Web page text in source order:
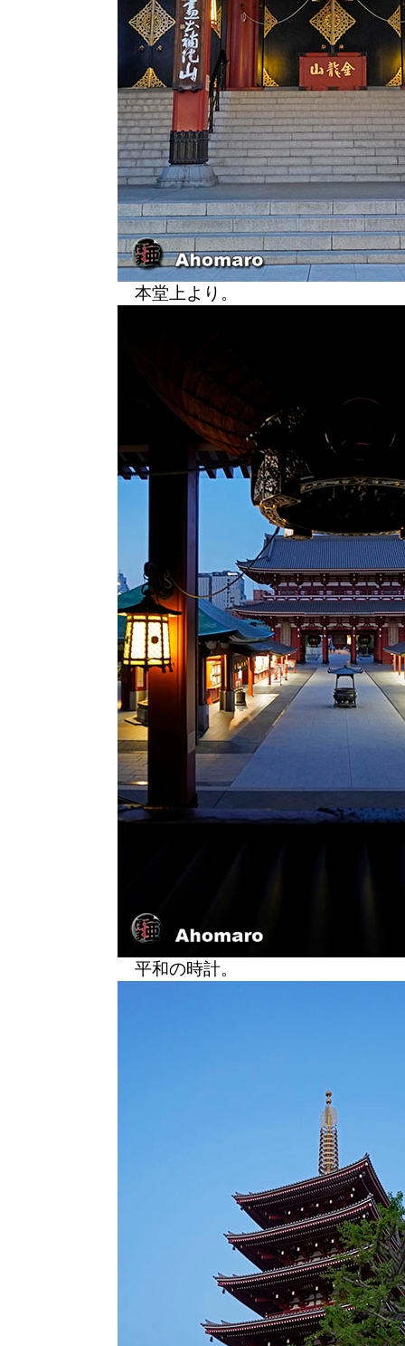
本堂上より。
平和の時計。